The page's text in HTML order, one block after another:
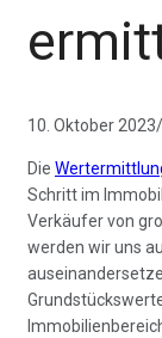
10. Oktober 2023/
Die
Schritt im
Verkäufer von
werden wir uns